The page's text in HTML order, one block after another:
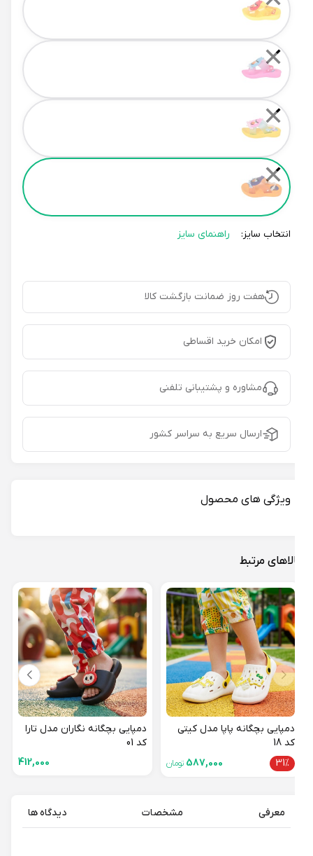
✕
✕
✕
انتخاب سایز: راهنمای سایز
هفت روز ضمانت بازگشت کالا
امکان خرید اقساطی
مشاوره و پشتیبانی تلفنی
ارسال سریع به سراسر کشور
ویژگی های محصول
مرتبط
دمپایی بچگانه پاپا مدل کیتی
31%
587,000تومان
دمپایی بچگانه نگاران مدل تارا
412,000
معرفی مشخصات دیدگاه ها